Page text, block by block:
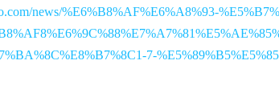
news/%E6%B8%AF%E6%A8%93-
7-